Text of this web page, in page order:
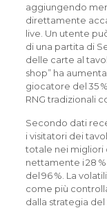
aggiungendo
direttamente
live. Un utente
di una partita di
delle carte al
shop” ha
giocatore del 35
RNG tradizionali
Secondo dati
i visitatori dei
totale nei migliori
nettamente i 28
del 96 %. La
come più
dalla strategia